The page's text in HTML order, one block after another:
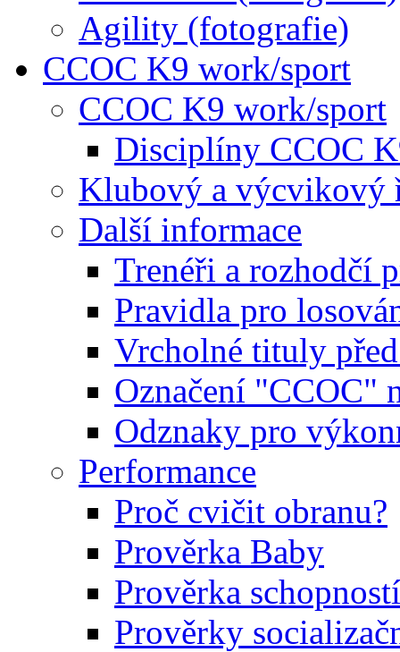
Agility (fotografie)
CCOC K9 work/sport
CCOC K9 work/sport
Disciplíny CCOC
Klubový a výcvikový
Další informace
Trenéři a rozhodčí
Pravidla pro
Vrcholné tituly
Označení "CCOC"
Odznaky pro
Performance
Proč cvičit obranu?
Prověrka Baby
Prověrka
Prověrky